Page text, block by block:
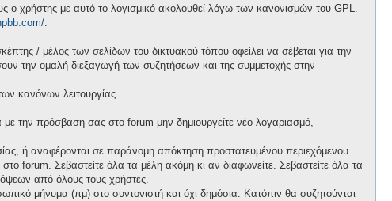
ο χρήστης με αυτό το λογισμικό ακολουθεί λόγω των κανονισμών του GPL.
.
/ μέλος των σελίδων του δικτυακού τόπου οφείλει να σέβεται για την
την ομαλή διεξαγωγή των συζητήσεων και της συμμετοχής στην
κανόνων λειτουργίας.
την πρόσβαση σας στο forum μην δημιουργείτε νέο λογαριασμό,
ή αναφέρονται σε παράνομη απόκτηση προστατευμένου περιεχόμενου.
forum. Σεβαστείτε όλα τα μέλη ακόμη κι αν διαφωνείτε. Σεβαστείτε όλα τα
από όλους τους χρήστες.
μήνυμα (πμ) στο συντονιστή και όχι δημόσια. Κατόπιν θα συζητούνται